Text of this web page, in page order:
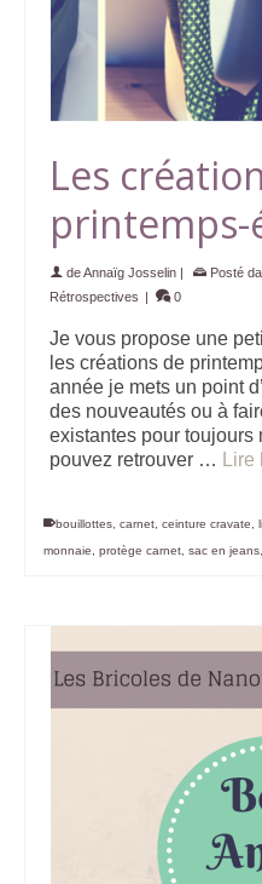
Les
printemps-
deAnnaïg Josselin | Posté
Rétrospectives | 0
Je vous propose une
les créations de
année je mets un point
des nouveautés ou à
existantes pour toujours
pouvez retrouver …
bouillottes carnet ceinture cravate
monnaie
protège carnet sac en jeans